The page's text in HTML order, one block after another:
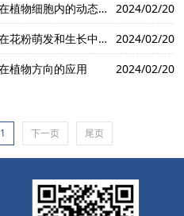
高速转盘式共聚焦成像显微镜在植物细胞内的动态变化机制中的应用
2024/02/20
高速转盘式共聚焦成像显微镜在花粉萌发和生长中的应用
2024/02/20
植物方向的应用
2024/02/20
1 下一页 尾页